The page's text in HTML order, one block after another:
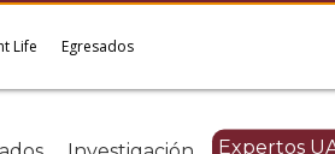
Life Egresados
Expertos